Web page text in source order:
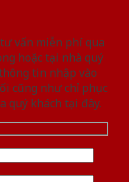
vấn miễn phí qua
hoặc tại nhà quý
tin nhập vào
cũng như chỉ phục
quý khách tại đây.